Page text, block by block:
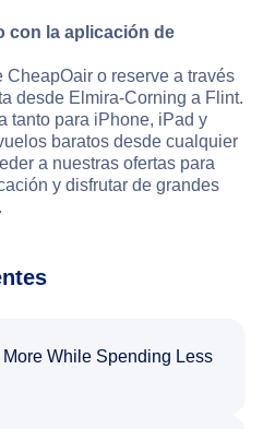
con la aplicación de
o reserve a través
desde Elmira-Corning a Flint.
tanto para iPhone, iPad y
baratos desde cualquier
a nuestras ofertas para
y disfrutar de grandes
While Spending Less